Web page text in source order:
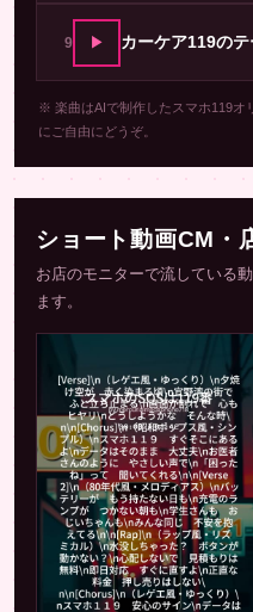
9 ▶ カーケア119の
※ 楽曲はAIで制作したスマホ119オ
にご自由にどうぞ。
ショート動画CM・
お店のモニターで流している
ます。